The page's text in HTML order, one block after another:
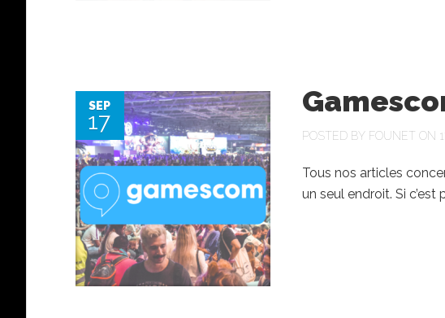
SEP
17
POSTED BY FOUNET ON
Tous nos articles
un seul endroit. Si c’est